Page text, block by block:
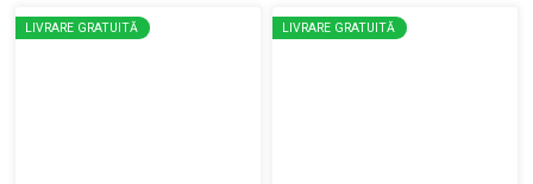
LIVRARE GRATUITĂ LIVRARE GRATUITĂ